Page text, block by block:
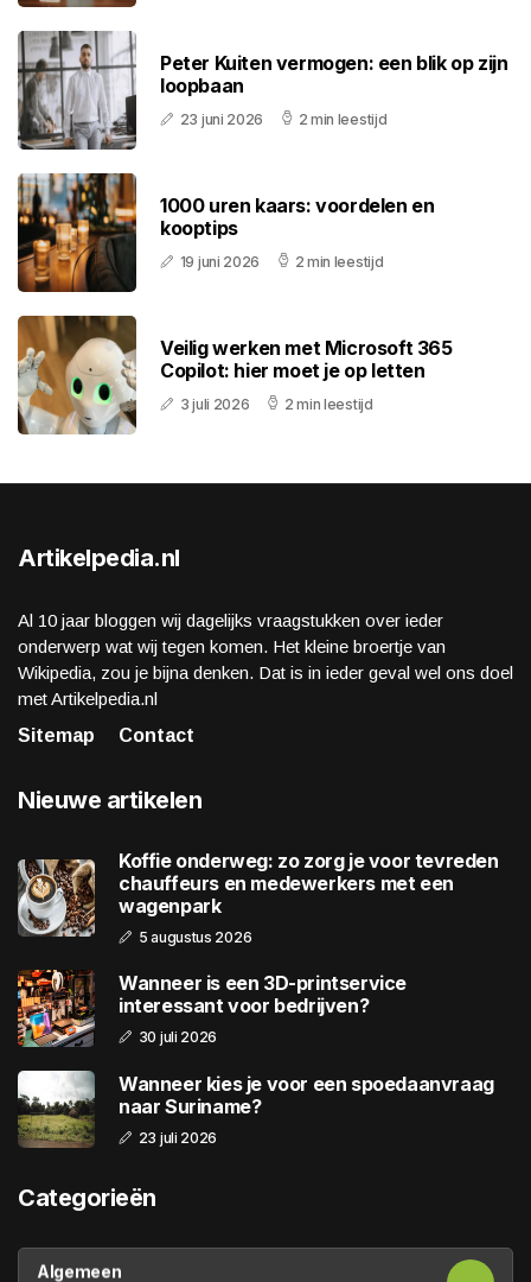
Peter Kuiten vermogen: een blik op zijn
loopbaan
23 juni 2026 2 min leestijd
1000 uren kaars: voordelen en
kooptips
19 juni 2026 2 min leestijd
Veilig werken met Microsoft 365
Copilot: hier moet je op letten
3 juli 2026 2 min leestijd
Artikelpedia.nl
Al 10 jaar bloggen wij dagelijks vraagstukken over ieder
onderwerp wat wij tegen komen. Het kleine broertje van
Wikipedia, zou je bijna denken. Dat is in ieder geval wel ons doel
met Artikelpedia.nl
Sitemap
Contact
Nieuwe artikelen
Koffie onderweg: zo zorg je voor tevreden
chauffeurs en medewerkers met een
wagenpark
5 augustus 2026
Wanneer is een 3D-printservice
interessant voor bedrijven?
30 juli 2026
Wanneer kies je voor een spoedaanvraag
naar Suriname?
23 juli 2026
Categorieën
Algemeen